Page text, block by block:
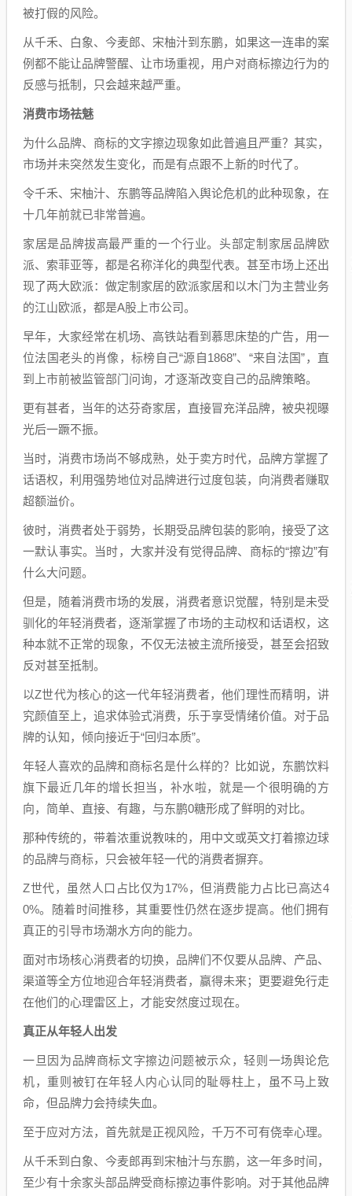
被打假的风险。
从千禾、白象、今麦郎、宋柚汁到东鹏，如果这一连串的案
例都不能让品牌警醒、让市场重视，用户对商标擦边行为的
反感与抵制，只会越来越严重。
消费市场祛魅
为什么品牌、商标的文字擦边现象如此普遍且严重？其实，
市场并未突然发生变化，而是有点跟不上新的时代了。
令千禾、宋柚汁、东鹏等品牌陷入舆论危机的此种现象，在
十几年前就已非常普遍。
家居是品牌拔高最严重的一个行业。头部定制家居品牌欧
派、索菲亚等，都是名称洋化的典型代表。甚至市场上还出
现了两大欧派：做定制家居的欧派家居和以木门为主营业务
的江山欧派，都是A股上市公司。
早年，大家经常在机场、高铁站看到慕思床垫的广告，用一
位法国老头的肖像，标榜自己“源自1868”、“来自法国”，直
到上市前被监管部门问询，才逐渐改变自己的品牌策略。
更有甚者，当年的达芬奇家居，直接冒充洋品牌，被央视曝
光后一蹶不振。
当时，消费市场尚不够成熟，处于卖方时代，品牌方掌握了
话语权，利用强势地位对品牌进行过度包装，向消费者赚取
超额溢价。
彼时，消费者处于弱势，长期受品牌包装的影响，接受了这
一默认事实。当时，大家并没有觉得品牌、商标的“擦边”有
什么大问题。
但是，随着消费市场的发展，消费者意识觉醒，特别是未受
驯化的年轻消费者，逐渐掌握了市场的主动权和话语权，这
种本就不正常的现象，不仅无法被主流所接受，甚至会招致
反对甚至抵制。
以Z世代为核心的这一代年轻消费者，他们理性而精明，讲
究颜值至上，追求体验式消费，乐于享受情绪价值。对于品
牌的认知，倾向接近于“回归本质”。
年轻人喜欢的品牌和商标名是什么样的？比如说，东鹏饮料
旗下最近几年的增长担当，补水啦，就是一个很明确的方
向，简单、直接、有趣，与东鹏0糖形成了鲜明的对比。
那种传统的，带着浓重说教味的，用中文或英文打着擦边球
的品牌与商标，只会被年轻一代的消费者摒弃。
Z世代，虽然人口占比仅为17%，但消费能力占比已高达4
0%。随着时间推移，其重要性仍然在逐步提高。他们拥有
真正的引导市场潮水方向的能力。
面对市场核心消费者的切换，品牌们不仅要从品牌、产品、
渠道等全方位地迎合年轻消费者，赢得未来；更要避免行走
在他们的心理雷区上，才能安然度过现在。
真正从年轻人出发
一旦因为品牌商标文字擦边问题被示众，轻则一场舆论危
机，重则被钉在年轻人内心认同的耻辱柱上，虽不马上致
命，但品牌力会持续失血。
至于应对方法，首先就是正视风险，千万不可有侥幸心理。
从千禾到白象、今麦郎再到宋柚汁与东鹏，这一年多时间，
至少有十余家头部品牌受商标擦边事件影响。对于其他品牌